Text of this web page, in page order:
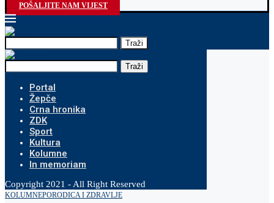
POŠALJITE NAM VIJEST
Traži
Traži
Portal
Žepče
Crna hronika
ZDK
Sport
Kultura
Kolumne
In memoriam
Copyright 2021 - All Right Reserved
KOLUMNEPORODICA I ZDRAVLJE